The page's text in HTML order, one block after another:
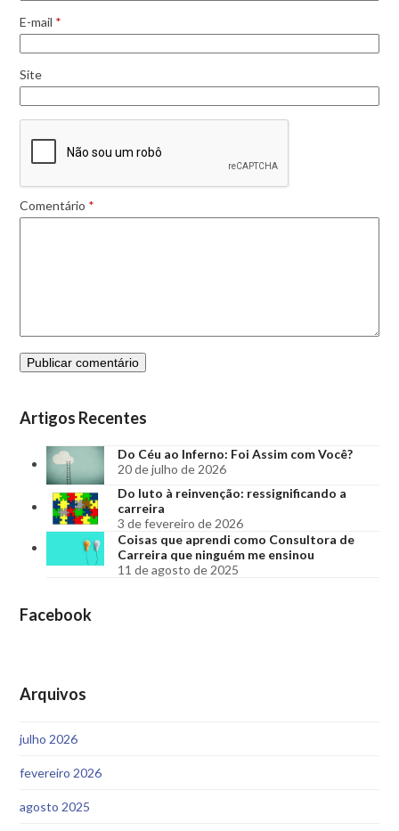
E-mail *
Site
Comentário *
Artigos Recentes
Do Céu ao Inferno: Foi Assim com Você?
20 de julho de 2026
Do luto à reinvenção: ressignificando a
carreira
3 de fevereiro de 2026
Coisas que aprendi como Consultora de
Carreira que ninguém me ensinou
11 de agosto de 2025
Facebook
Arquivos
julho 2026
fevereiro 2026
agosto 2025